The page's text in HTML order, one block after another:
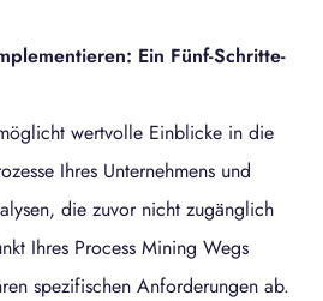
Ein Fünf-Schritte-
wertvolle Einblicke in die
Ihres Unternehmens und
die zuvor nicht zugänglich
Ihres Process Mining Wegs
spezifischen Anforderungen ab.